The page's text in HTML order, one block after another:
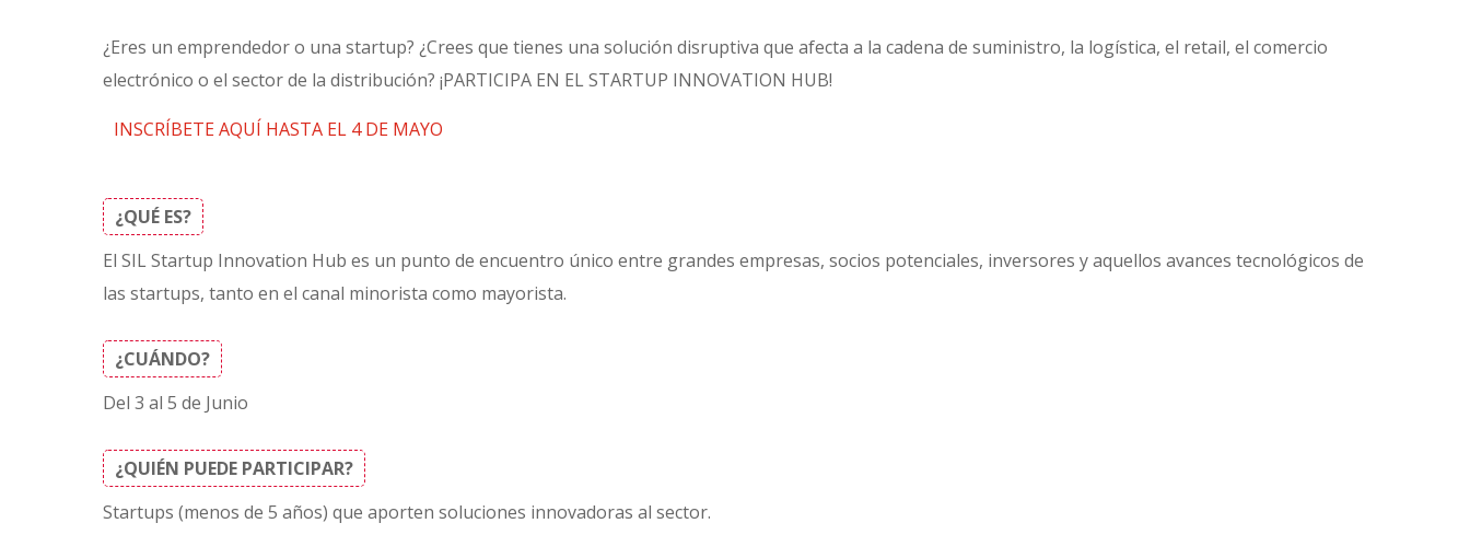
¿Eres un emprendedor o una startup? ¿Crees que tienes una solución disruptiva que afecta a la cadena de suministro, la logística, el retail, el comercio
electrónico o el sector de la distribución? ¡PARTICIPA EN EL STARTUP INNOVATION HUB!
INSCRÍBETE AQUÍ HASTA EL 4 DE MAYO
¿QUÉ ES?
El SIL Startup Innovation Hub es un punto de encuentro único entre grandes empresas, socios potenciales, inversores y aquellos avances tecnológicos de
las startups, tanto en el canal minorista como mayorista.
¿CUÁNDO?
Del 3 al 5 de Junio
¿QUIÉN PUEDE PARTICIPAR?
Startups (menos de 5 años) que aporten soluciones innovadoras al sector.